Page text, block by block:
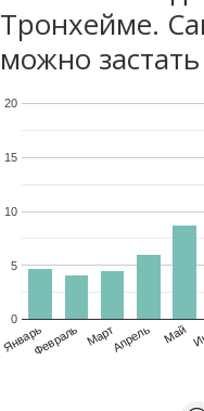
Тронхейме.
можно
ЯнварьФевраль МартАпрель Май
0
5
10
15
20